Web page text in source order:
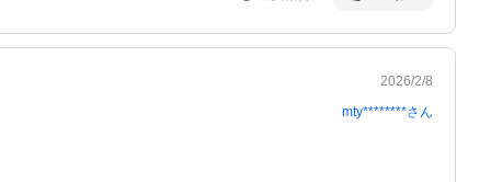
2026/2/8
mty********さん